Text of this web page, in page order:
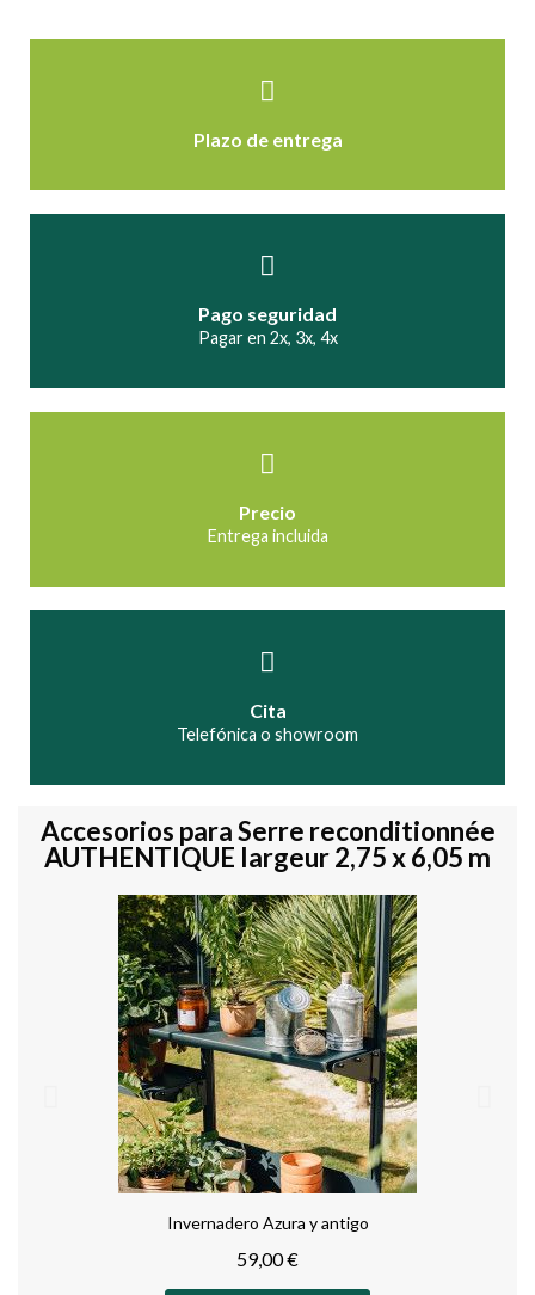
Plazo de entrega
Pago seguridad
Pagar en 2x, 3x, 4x
Precio
Entrega incluida
Cita
Telefónica o showroom
Accesorios para Serre reconditionnée
AUTHENTIQUE largeur 2,75 x 6,05 m
Invernadero Azura y antigo
59,00 €